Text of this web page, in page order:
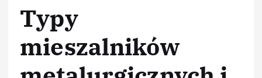
Typy
mieszalników